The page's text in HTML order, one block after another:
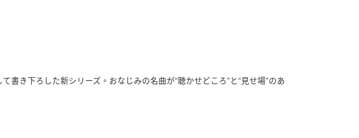
書き下ろした新シリーズ。おなじみの名曲が“聴かせどころ”と“見せ場”のあ